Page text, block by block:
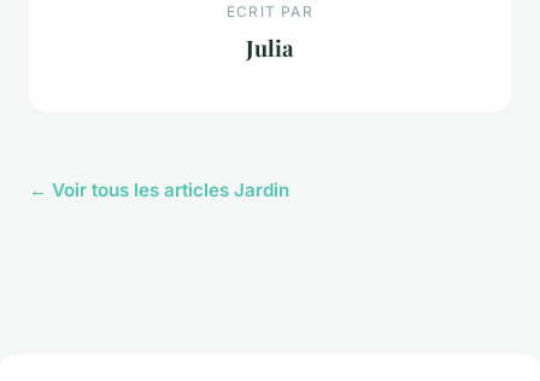
ECRIT PAR
Julia
← Voir tous les articles Jardin